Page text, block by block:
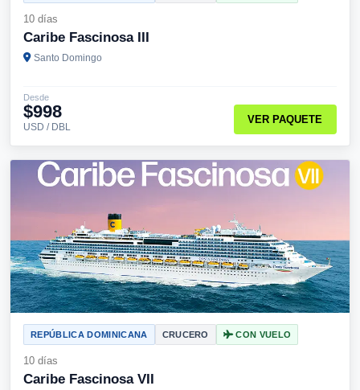
10 días
Caribe Fascinosa III
Santo Domingo
Desde
$998
USD / DBL
VER PAQUETE
REPÚBLICA DOMINICANA CRUCERO CON VUELO
10 días
Caribe Fascinosa VII